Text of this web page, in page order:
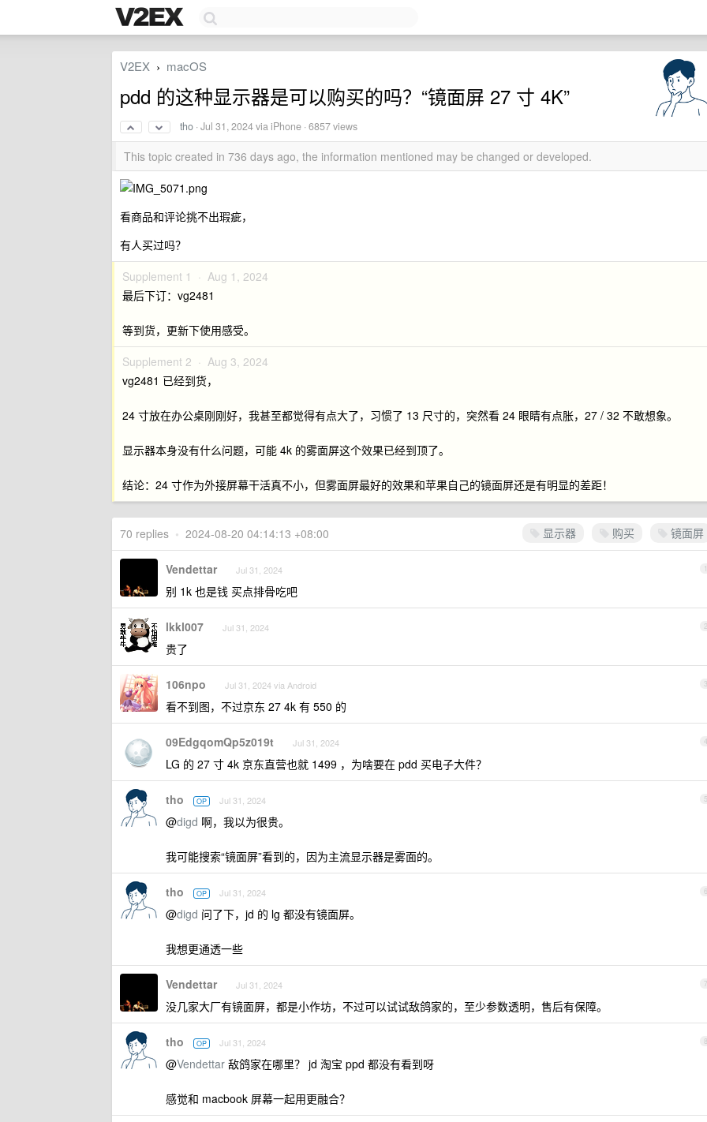
V2EX › macOS
pdd 的这种显示器是可以购买的吗？“镜面屏 27 寸 4K”
tho ·Jul 31, 2024via iPhone · 6857 views
This topic created in 736 days ago, the information mentioned may be changed or developed.
看商品和评论挑不出瑕疵，
有人买过吗？
Supplement 1 · Aug 1, 2024
最后下订：vg2481
等到货，更新下使用感受。
Supplement 2 · Aug 3, 2024
vg2481 已经到货，
24 寸放在办公桌刚刚好，我甚至都觉得有点大了，习惯了 13 尺寸的，突然看 24 眼睛有点胀，27 / 32 不敢想象。
显示器本身没有什么问题，可能 4k 的雾面屏这个效果已经到顶了。
结论：24 寸作为外接屏幕干活真不小，但雾面屏最好的效果和苹果自己的镜面屏还是有明显的差距！
显示器 购买 镜面屏
70 replies • 2024-08-20 04:14:13 +08:00
1
Vendettar Jul 31, 2024
别 1k 也是钱 买点排骨吃吧
2
lkkl007 Jul 31, 2024
贵了
3
106npo Jul 31, 2024 via Android
看不到图，不过京东 27 4k 有 550 的
4
09EdgqomQp5z019t Jul 31, 2024
LG 的 27 寸 4k 京东直营也就 1499 ，为啥要在 pdd 买电子大件？
5
tho OP Jul 31, 2024
@digd 啊，我以为很贵。
我可能搜索“镜面屏”看到的，因为主流显示器是雾面的。
6
tho OP Jul 31, 2024
@digd 问了下，jd 的 lg 都没有镜面屏。
我想更通透一些
7
Vendettar Jul 31, 2024
没几家大厂有镜面屏，都是小作坊，不过可以试试敌鸽家的，至少参数透明，售后有保障。
8
tho OP Jul 31, 2024
@Vendettar 敌鸽家在哪里？ jd 淘宝 ppd 都没有看到呀
感觉和 macbook 屏幕一起用更融合？